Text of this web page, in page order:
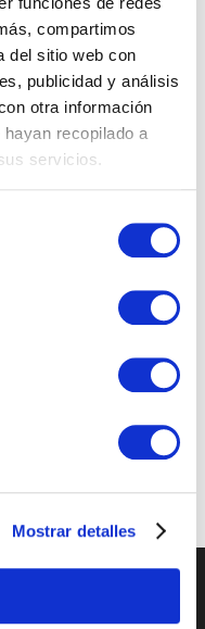
compartimos
del sitio web con
publicidad y análisis
otra información
recopilado a
servicios.
Mostrar detalles